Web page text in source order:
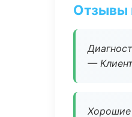
Отзывы
—
Хорошие